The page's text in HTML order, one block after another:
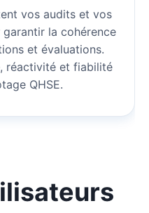
vos audits et vos
la cohérence
et évaluations.
réactivité et fiabilité
QHSE.